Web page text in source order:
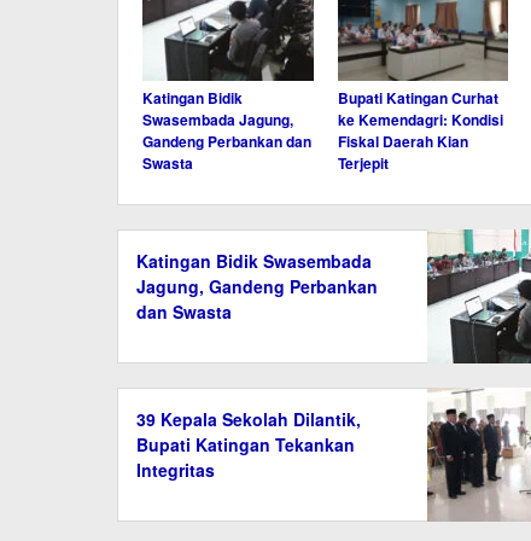
Katingan Bidik
Swasembada Jagung,
Gandeng Perbankan dan
Swasta
Bupati Katingan Curhat
ke Kemendagri: Kondisi
Fiskal Daerah Kian
Terjepit
Katingan Bidik Swasembada
Jagung, Gandeng Perbankan
dan Swasta
39 Kepala Sekolah Dilantik,
Bupati Katingan Tekankan
Integritas